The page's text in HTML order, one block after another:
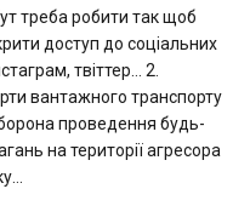
треба робити так щоб
доступ до соціальних
твіттер… 2.
вантажного транспорту
проведення будь-
на території агресора